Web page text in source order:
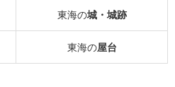
東海の城・城跡
東海の屋台